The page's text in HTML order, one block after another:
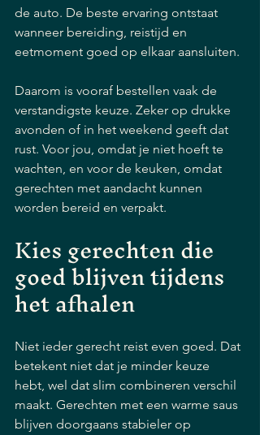
de auto. De beste ervaring ontstaat
wanneer bereiding, reistijd en
eetmoment goed op elkaar aansluiten.
Daarom is vooraf bestellen vaak de
verstandigste keuze. Zeker op drukke
avonden of in het weekend geeft dat
rust. Voor jou, omdat je niet hoeft te
wachten, en voor de keuken, omdat
gerechten met aandacht kunnen
worden bereid en verpakt.
Kies gerechten die
goed blijven tijdens
het afhalen
Niet ieder gerecht reist even goed. Dat
betekent niet dat je minder keuze
hebt, wel dat slim combineren verschil
maakt. Gerechten met een warme saus
blijven doorgaans stabieler op